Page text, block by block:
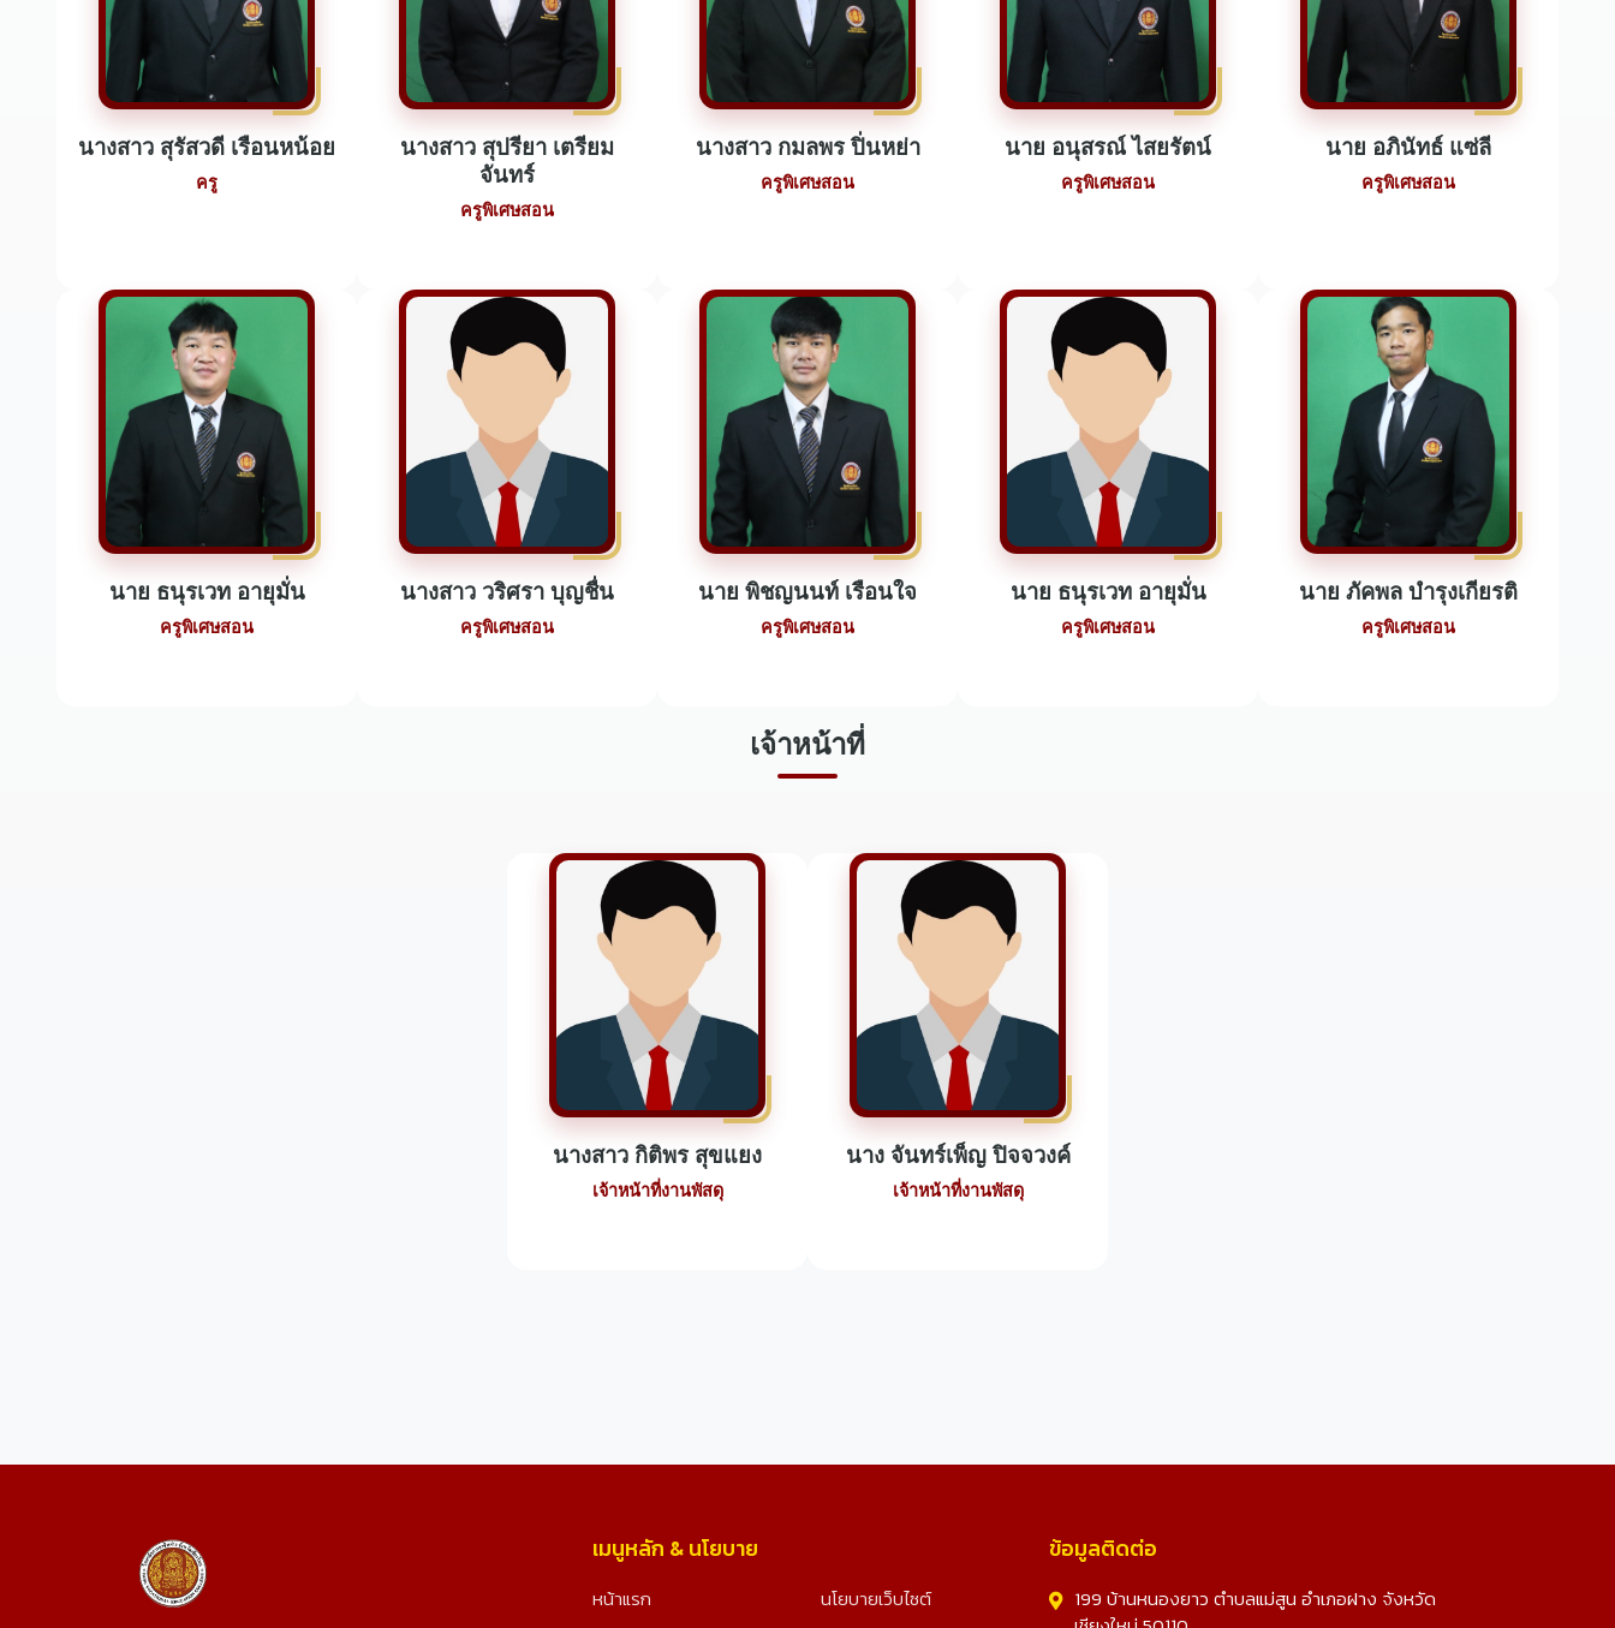
นางสาว สุรัสวดี เรือนหน้อย
ครู
นางสาว สุปรียา เตรียม
จันทร์
ครูพิเศษสอน
นางสาว กมลพร ปิ่นหย่า
ครูพิเศษสอน
นาย อนุสรณ์ ไสยรัตน์
ครูพิเศษสอน
นาย อภินัทธ์ แซ่ลี
ครูพิเศษสอน
นาย ธนุรเวท อายุมั่น
ครูพิเศษสอน
นางสาว วริศรา บุญชื่น
ครูพิเศษสอน
นาย พิชญนนท์ เรือนใจ
ครูพิเศษสอน
นาย ธนุรเวท อายุมั่น
ครูพิเศษสอน
นาย ภัคพล บำรุงเกียรติ
ครูพิเศษสอน
เจ้าหน้าที่
นางสาว กิติพร สุขแยง
เจ้าหน้าที่งานพัสดุ
นาง จันทร์เพ็ญ ปิจจวงค์
เจ้าหน้าที่งานพัสดุ
เมนูหลัก & นโยบาย
หน้าแรก
นโยบายเว็บไซต์
ข้อมูลติดต่อ
199 บ้านหนองยาว ตำบลแม่สูน อำเภอฝาง จังหวัด